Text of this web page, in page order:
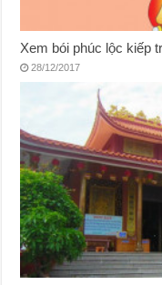
Xem bói phúc lộc kiếp
28/12/2017